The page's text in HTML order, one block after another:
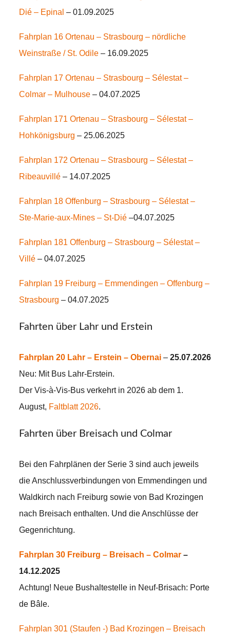
Dié – Epinal – 01.09.2025
Fahrplan 16 Ortenau – Strasbourg – nördliche
Weinstraße / St. Odile – 16.09.2025
Fahrplan 17 Ortenau – Strasbourg – Sélestat –
Colmar – Mulhouse – 04.07.2025
Fahrplan 171 Ortenau – Strasbourg – Sélestat –
Hohkönigsburg – 25.06.2025
Fahrplan 172 Ortenau – Strasbourg – Sélestat –
Ribeauvillé – 14.07.2025
Fahrplan 18 Offenburg – Strasbourg – Sélestat –
Ste-Marie-aux-Mines – St-Dié –04.07.2025
Fahrplan 181 Offenburg – Strasbourg – Sélestat –
Villé – 04.07.2025
Fahrplan 19 Freiburg – Emmendingen – Offenburg –
Strasbourg – 04.07.2025
Fahrten über Lahr und Erstein
Fahrplan 20 Lahr – Erstein – Obernai – 25.07.2026
Neu: Mit Bus Lahr-Erstein.
Der Vis-à-Vis-Bus verkehrt in 2026 ab dem 1.
August, Faltblatt 2026.
Fahrten über Breisach und Colmar
Bei den Fahrplänen der Serie 3 sind auch jeweils
die Anschlussverbindungen von Emmendingen und
Waldkirch nach Freiburg sowie von Bad Krozingen
nach Breisach enthalten. Und die Anschlüsse der
Gegenrichtung.
Fahrplan 30 Freiburg – Breisach – Colmar –
14.12.2025
Achtung! Neue Bushaltestelle in Neuf-Brisach: Porte
de Bâle.
Fahrplan 301 (Staufen -) Bad Krozingen – Breisach